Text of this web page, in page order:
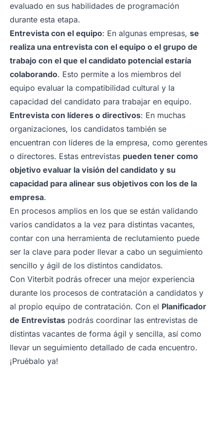
evaluado en sus habilidades de programación
durante esta etapa.
Entrevista con el equipo: En algunas empresas, se
realiza una entrevista con el equipo o el grupo de
trabajo con el que el candidato potencial estaría
colaborando. Esto permite a los miembros del
equipo evaluar la compatibilidad cultural y la
capacidad del candidato para trabajar en equipo.
Entrevista con líderes o directivos: En muchas
organizaciones, los candidatos también se
encuentran con líderes de la empresa, como gerentes
o directores. Estas entrevistas pueden tener como
objetivo evaluar la visión del candidato y su
capacidad para alinear sus objetivos con los de la
empresa.
En procesos amplios en los que se están validando
varios candidatos a la vez para distintas vacantes,
contar con una herramienta de reclutamiento puede
ser la clave para poder llevar a cabo un seguimiento
sencillo y ágil de los distintos candidatos.
Con Viterbit podrás ofrecer una mejor experiencia
durante los procesos de contratación a candidatos y
al propio equipo de contratación. Con el Planificador
de Entrevistas podrás coordinar las entrevistas de
distintas vacantes de forma ágil y sencilla, así como
llevar un seguimiento detallado de cada encuentro.
¡Pruébalo ya!